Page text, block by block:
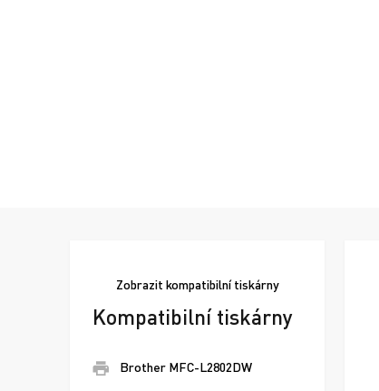
Zobrazit kompatibilní tiskárny
Kompatibilní tiskárny
Brother MFC-L2802DW